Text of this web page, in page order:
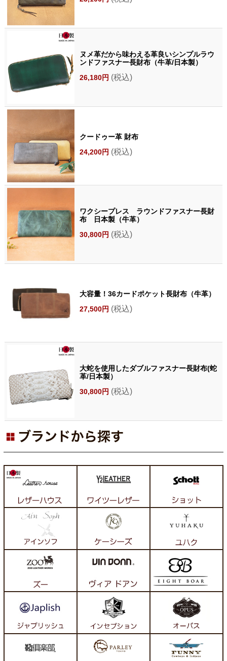
ヌメ革だから味わえる革良いシンプルラウ
ンドファスナー長財布（牛革/日本製）
26,180円 (税込)
クードゥー革 財布
24,200円 (税込)
ワクシープレス ラウンドファスナー長財
布 日本製（牛革）
30,800円 (税込)
大容量！36カードポケット長財布（牛革）
27,500円 (税込)
大蛇を使用したダブルファスナー長財布(蛇
革/日本製）
30,800円 (税込)